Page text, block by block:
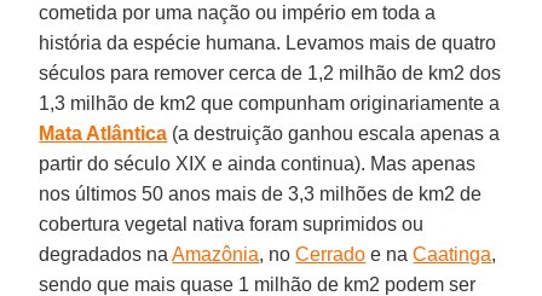
cometida por uma nação ou império em toda a
história da espécie humana. Levamos mais de quatro
séculos para remover cerca de 1,2 milhão de km2 dos
1,3 milhão de km2 que compunham originariamente a
Mata Atlântica (a destruição ganhou escala apenas a
partir do século XIX e ainda continua). Mas apenas
nos últimos 50 anos mais de 3,3 milhões de km2 de
cobertura vegetal nativa foram suprimidos ou
degradados naAmazônia, noCerrado e naCaatinga,
sendo que mais quase 1 milhão de km2 podem ser